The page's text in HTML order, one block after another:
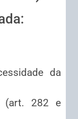
da
(art. 282 e